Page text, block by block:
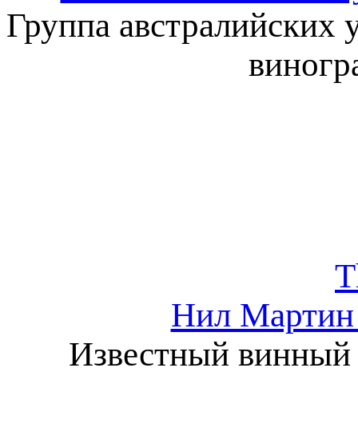
Группа австралийских
Нил Мартин
Известный винный